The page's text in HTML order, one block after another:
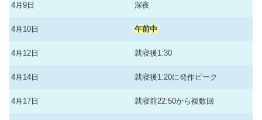
4月9日 深夜
4月10日 午前中
4月12日 就寝後1:30
4月14日 就寝後1:20に発作ピーク
4月17日 就寝前22:50から複数回